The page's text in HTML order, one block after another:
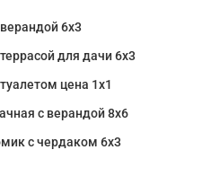
6х3
для дачи 6х3
цена 1х1
с верандой 8х6
с чердаком 6х3